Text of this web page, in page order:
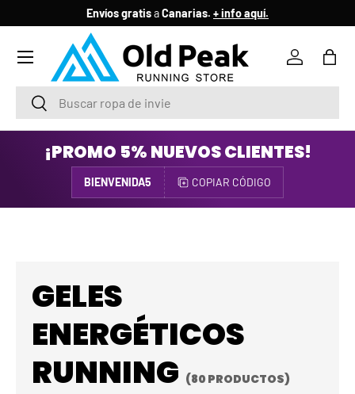
IR AL CONTENIDO
Envíos gratisaCanarias. + info aquí.
BuscarBuscar
Iniciar
Menú
¡PROMO 5% NUEVOS CLIENTES!
BIENVENIDA5 COPIAR CÓDIGO
GELES
ENERGÉTICOS
RUNNING (80 PRODUCTOS)